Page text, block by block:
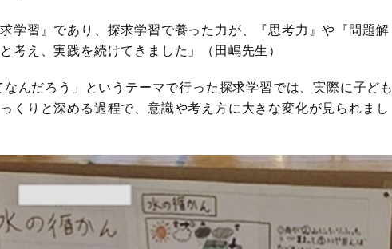
学習』であり、探求学習で養った力が、『思考力』や『問題解
考え、実践を続けてきました」（田嶋先生）
んだろう」というテーマで行った探求学習では、実際に子ども
くりと深める過程で、意識や考え方に大きな変化が見られまし